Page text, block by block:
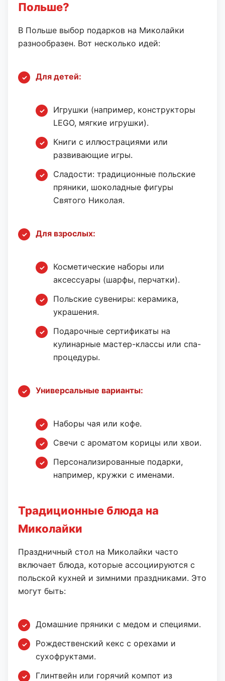
Польше?
В Польше выбор подарков на Миколайки
разнообразен. Вот несколько идей:
Для детей:
Игрушки (например, конструкторы
LEGO, мягкие игрушки).
Книги с иллюстрациями или
развивающие игры.
Сладости: традиционные польские
пряники, шоколадные фигуры
Святого Николая.
Для взрослых:
Косметические наборы или
аксессуары (шарфы, перчатки).
Польские сувениры: керамика,
украшения.
Подарочные сертификаты на
кулинарные мастер-классы или спа-
процедуры.
Универсальные варианты:
Наборы чая или кофе.
Свечи с ароматом корицы или хвои.
Персонализированные подарки,
например, кружки с именами.
Традиционные блюда на
Миколайки
Праздничный стол на Миколайки часто
включает блюда, которые ассоциируются с
польской кухней и зимними праздниками. Это
могут быть:
Домашние пряники с медом и специями.
Рождественский кекс с орехами и
сухофруктами.
Глинтвейн или горячий компот из